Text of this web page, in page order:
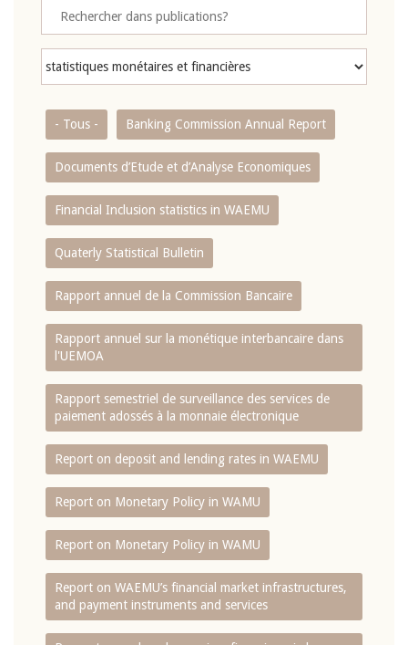
- Tous - Banking Commission Annual Report
Documents d’Etude et d’Analyse Economiques
Financial Inclusion statistics in WAEMU
Quaterly Statistical Bulletin
Rapport annuel de la Commission Bancaire
Rapport annuel sur la monétique interbancaire dans
l'UEMOA
Rapport semestriel de surveillance des services de
paiement adossés à la monnaie électronique
Report on deposit and lending rates in WAEMU
Report on Monetary Policy in WAMU
Report on Monetary Policy in WAMU
Report on WAEMU’s financial market infrastructures,
and payment instruments and services